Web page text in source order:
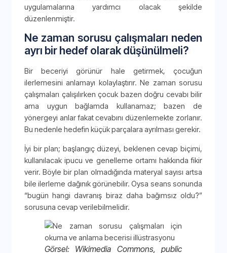
uygulamalarına yardımcı olacak şekilde
düzenlenmiştir.
Ne zaman sorusu çalışmaları neden
ayrı bir hedef olarak düşünülmeli?
Bir beceriyi görünür hale getirmek, çocuğun
ilerlemesini anlamayı kolaylaştırır. Ne zaman sorusu
çalışmaları çalışılırken çocuk bazen doğru cevabı bilir
ama uygun bağlamda kullanamaz; bazen de
yönergeyi anlar fakat cevabını düzenlemekte zorlanır.
Bu nedenle hedefin küçük parçalara ayrılması gerekir.
İyi bir plan; başlangıç düzeyi, beklenen cevap biçimi,
kullanılacak ipucu ve genelleme ortamı hakkında fikir
verir. Böyle bir plan olmadığında materyal sayısı artsa
bile ilerleme dağınık görünebilir. Oysa seans sonunda
“bugün hangi davranış biraz daha bağımsız oldu?”
sorusuna cevap verilebilmelidir.
Görsel: Wikimedia Commons, public